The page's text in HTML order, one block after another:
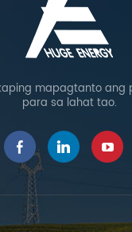
mapagtanto
para sa lahat tao.